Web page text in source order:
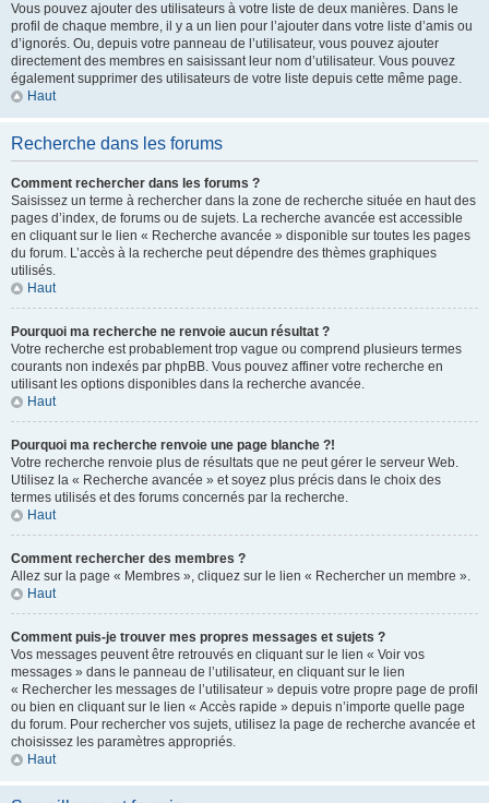
Vous pouvez ajouter des utilisateurs à votre liste de deux manières. Dans le
profil de chaque membre, il y a un lien pour l’ajouter dans votre liste d’amis ou
d’ignorés. Ou, depuis votre panneau de l’utilisateur, vous pouvez ajouter
directement des membres en saisissant leur nom d’utilisateur. Vous pouvez
également supprimer des utilisateurs de votre liste depuis cette même page.
Haut
Recherche dans les forums
Comment rechercher dans les forums ?
Saisissez un terme à rechercher dans la zone de recherche située en haut des
pages d’index, de forums ou de sujets. La recherche avancée est accessible
en cliquant sur le lien « Recherche avancée » disponible sur toutes les pages
du forum. L’accès à la recherche peut dépendre des thèmes graphiques
utilisés.
Haut
Pourquoi ma recherche ne renvoie aucun résultat ?
Votre recherche est probablement trop vague ou comprend plusieurs termes
courants non indexés par phpBB. Vous pouvez affiner votre recherche en
utilisant les options disponibles dans la recherche avancée.
Haut
Pourquoi ma recherche renvoie une page blanche ?!
Votre recherche renvoie plus de résultats que ne peut gérer le serveur Web.
Utilisez la « Recherche avancée » et soyez plus précis dans le choix des
termes utilisés et des forums concernés par la recherche.
Haut
Comment rechercher des membres ?
Allez sur la page « Membres », cliquez sur le lien « Rechercher un membre ».
Haut
Comment puis-je trouver mes propres messages et sujets ?
Vos messages peuvent être retrouvés en cliquant sur le lien « Voir vos
messages » dans le panneau de l’utilisateur, en cliquant sur le lien
« Rechercher les messages de l’utilisateur » depuis votre propre page de profil
ou bien en cliquant sur le lien « Accès rapide » depuis n’importe quelle page
du forum. Pour rechercher vos sujets, utilisez la page de recherche avancée et
choisissez les paramètres appropriés.
Haut